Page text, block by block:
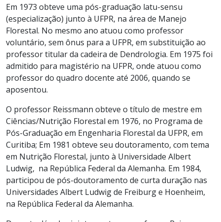
Em 1973 obteve uma pós-graduação latu-sensu
(especialização) junto à UFPR, na área de Manejo
Florestal. No mesmo ano atuou como professor
voluntário, sem ônus para a UFPR, em substituição ao
professor titular da cadeira de Dendrologia. Em 1975 foi
admitido para magistério na UFPR, onde atuou como
professor do quadro docente até 2006, quando se
aposentou.
O professor Reissmann obteve o título de mestre em
Ciências/Nutrição Florestal em 1976, no Programa de
Pós-Graduação em Engenharia Florestal da UFPR, em
Curitiba; Em 1981 obteve seu doutoramento, com tema
em Nutrição Florestal, junto à Universidade Albert
Ludwig, na República Federal da Alemanha. Em 1984,
participou de pós-doutoramento de curta duração nas
Universidades Albert Ludwig de Freiburg e Hoenheim,
na República Federal da Alemanha.